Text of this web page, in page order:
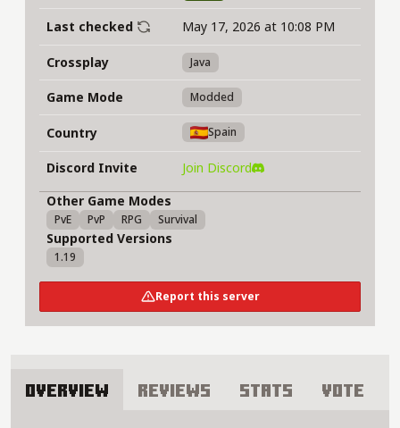
Last checked May 17, 2026 at 10:08 PM
Crossplay Java
Game Mode Modded
Country Spain
Discord Invite
Join Discord
Other Game Modes
PvE PvP RPG Survival
Supported Versions
1.19
Report this server
Overview Reviews Stats Vote